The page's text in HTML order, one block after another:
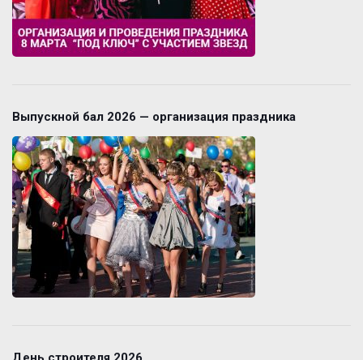
Выпускной бал 2026 — организация праздника